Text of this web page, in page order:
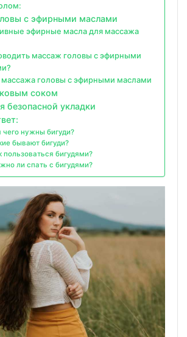
с эфирными маслами
эфирные масла для массажа
массаж головы с эфирными
массажа головы с эфирными маслами
соком
безопасной укладки
чего нужны бигуди?
бывают бигуди?
пользоваться бигудями?
ли спать с бигудями?